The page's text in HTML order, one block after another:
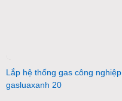
Lắp hệ thống gas công nghiệp
gasluaxanh 20